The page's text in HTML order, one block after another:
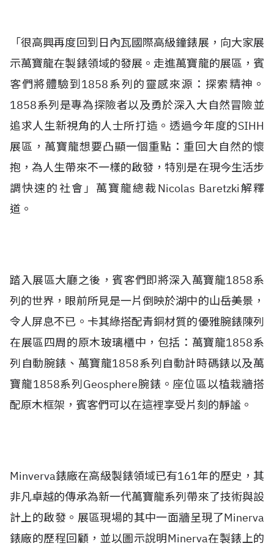
「很高興再度回到日內瓦國際高級鐘錶展，向大家展
示萬寶龍在製錶領域的發展。走進萬寶龍的展區，賓
客們將體驗到1858系列的靈感來源：探索精神。
1858系列是專為探險者以及勇於深入大自然冒險並
追求人生新視角的人士所打造。透過今年度的SIHH
展區，萬寶龍想要凸顯一個重點：重回大自然的懷
抱，為人生帶來不一樣的啟發，特別是在現今生活步
調快速的社會」萬寶龍總裁Nicolas Baretzki解釋
道。
踏入展區大廳之後，賓客們即將深入萬寶龍1858系
列的世界，眼前所見是一片倒映於湖中的山岳美景，
令人屏息不已。卡其綠搭配青銅材質的優雅腕錶陳列
在展區四周的原木玻璃櫃中，包括：萬寶龍1858系
列自動腕錶、萬寶龍1858系列自動計時碼錶以及萬
寶龍1858系列Geosphere腕錶。座位區以植栽牆搭
配原木框架，賓客們可以在這裡享受片刻的靜謐。
Minverva錶廠在高級製錶領域已有161年的歷史，其
非凡卓越的傳承為新一代萬寶龍系列帶來了技術與設
計上的啟發。展區現場的其中一面牆呈現了Minerva
錶廠的歷程回顧，並以圖示說明Minerva在製錶上的